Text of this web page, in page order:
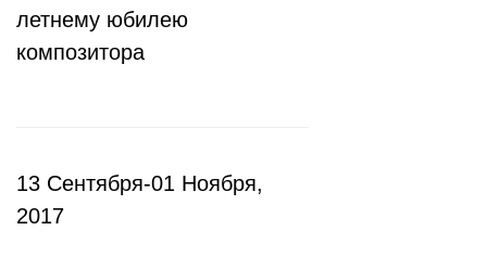
летнему юбилею
композитора
13 Сентября-01 Ноября,
2017